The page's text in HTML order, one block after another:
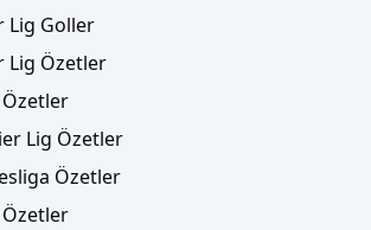
Lig Goller
Lig Özetler
Lig Özetler
Özetler
Özetler